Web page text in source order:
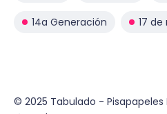
14a Generación 17
© 2025 Tabulado - Pisapapeles